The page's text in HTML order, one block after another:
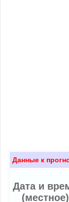
Данные к
Дата и
(местное)